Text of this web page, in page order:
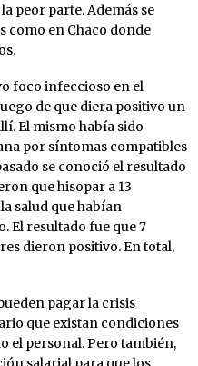
peor parte. Además se
como en Chaco donde
foco infeccioso en el
de que diera positivo un
El mismo había sido
por síntomas compatibles
se conoció el resultado
que hisopar a 13
salud que habían
El resultado fue que 7
dieron positivo. En total,
pagar la crisis
que existan condiciones
el personal. Pero también,